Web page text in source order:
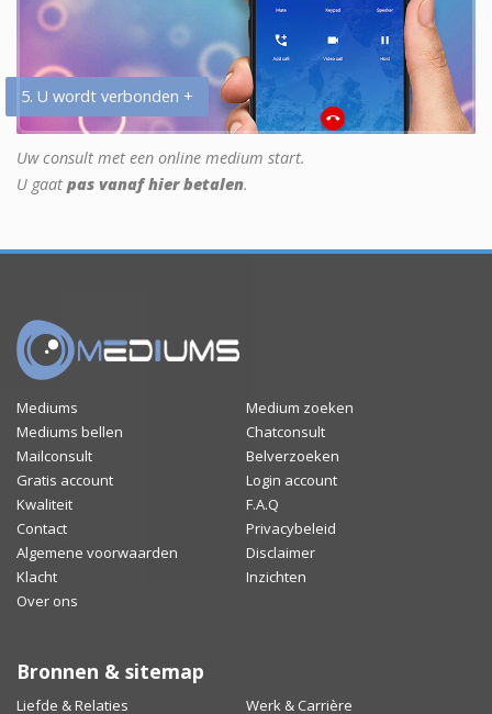
5. U wordt verbonden +
Uw consult met een online medium start.
U gaat pas vanaf hier betalen.
Mediums
Medium zoeken
Mediums bellen
Chatconsult
Mailconsult
Belverzoeken
Gratis account
Login account
Kwaliteit
F.A.Q
Contact
Privacybeleid
Algemene voorwaarden
Disclaimer
Klacht
Inzichten
Over ons
Bronnen & sitemap
Liefde & Relaties Werk & Carrière